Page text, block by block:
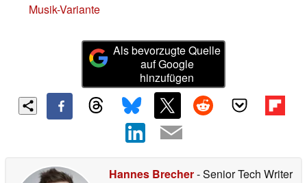
Musik-Variante
Als bevorzugte Quelle
auf Google
hinzufügen
Hannes Brecher- Senior Tech Writer